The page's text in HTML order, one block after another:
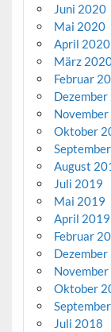
Juni 2020
Mai 2020
April 2020
März
Februar
Oktober
August
Juli 2019
Mai 2019
April 2019
Februar
Oktober
Juli 2018